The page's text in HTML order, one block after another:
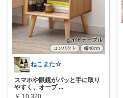
ねこまた☆
スマホや眼鏡がパッと手に取り
やすく、オープ ...
￥ 10,320